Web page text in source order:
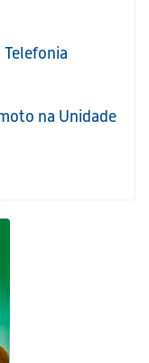
na Unidade